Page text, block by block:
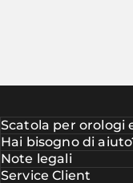
Scatola per orologi
Hai bisogno di
Note legali
Service Client